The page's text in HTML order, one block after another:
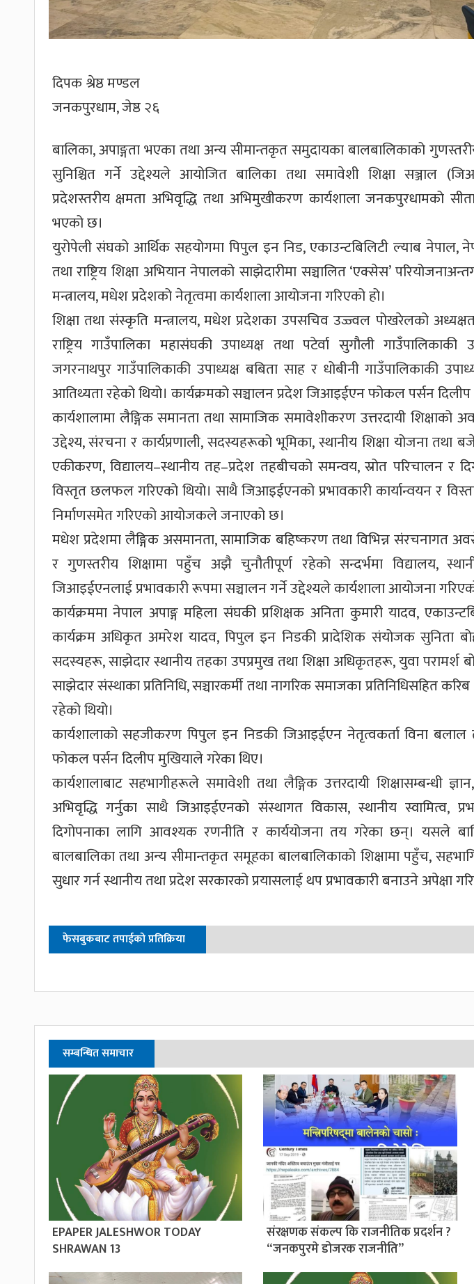
दिपक श्रेष्ठ मण्डल
जनकपुरधाम, जेष्ठ २६
बालिका, अपाङ्गता भएका तथा अन्य सीमान्तकृत समुदायका बालबालिकाको
सुनिश्चित गर्ने उद्देश्यले आयोजित बालिका तथा समावेशी शिक्षा सञ्जाल
प्रदेशस्तरीय क्षमता अभिवृद्धि तथा अभिमुखीकरण कार्यशाला जनकपुरधामको
भएको छ।
युरोपेली संघको आर्थिक सहयोगमा पिपुल इन निड, एकाउन्टबिलिटी ल्याब नेपाल,
तथा राष्ट्रिय शिक्षा अभियान नेपालको साझेदारीमा सञ्चालित ‘एक्सेस’
मन्त्रालय, मधेश प्रदेशको नेतृत्वमा कार्यशाला आयोजना गरिएको हो।
शिक्षा तथा संस्कृति मन्त्रालय, मधेश प्रदेशका उपसचिव उज्ज्वल पोखरेलको
राष्ट्रिय गाउँपालिका महासंघकी उपाध्यक्ष तथा पटेर्वा सुगौली गाउँपालिकाकी
जगरनाथपुर गाउँपालिकाकी उपाध्यक्ष बबिता साह र धोबीनी गाउँपालिकाकी
आतिथ्यता रहेको थियो। कार्यक्रमको सञ्चालन प्रदेश जिआइईएन फोकल पर्सन
कार्यशालामा लैङ्गिक समानता तथा सामाजिक समावेशीकरण उत्तरदायी शिक्षाको
उद्देश्य, संरचना र कार्यप्रणाली, सदस्यहरूको भूमिका, स्थानीय शिक्षा योजना तथा
एकीकरण, विद्यालय–स्थानीय तह–प्रदेश तहबीचको समन्वय, स्रोत परिचालन र
विस्तृत छलफल गरिएको थियो। साथै जिआइईएनको प्रभावकारी कार्यान्वयन र
निर्माणसमेत गरिएको आयोजकले जनाएको छ।
मधेश प्रदेशमा लैङ्गिक असमानता, सामाजिक बहिष्करण तथा विभिन्न संरचनागत
र गुणस्तरीय शिक्षामा पहुँच अझै चुनौतीपूर्ण रहेको सन्दर्भमा विद्यालय,
जिआइईएनलाई प्रभावकारी रूपमा सञ्चालन गर्ने उद्देश्यले कार्यशाला आयोजना
कार्यक्रममा नेपाल अपाङ्ग महिला संघकी प्रशिक्षक अनिता कुमारी यादव,
कार्यक्रम अधिकृत अमरेश यादव, पिपुल इन निडकी प्रादेशिक संयोजक सुनिता
सदस्यहरू, साझेदार स्थानीय तहका उपप्रमुख तथा शिक्षा अधिकृतहरू, युवा परामर्श
साझेदार संस्थाका प्रतिनिधि, सञ्चारकर्मी तथा नागरिक समाजका प्रतिनिधिसहित
रहेको थियो।
कार्यशालाको सहजीकरण पिपुल इन निडकी जिआइईएन नेतृत्वकर्ता विना
फोकल पर्सन दिलीप मुखियाले गरेका थिए।
कार्यशालाबाट सहभागीहरूले समावेशी तथा लैङ्गिक उत्तरदायी शिक्षासम्बन्धी
अभिवृद्धि गर्नुका साथै जिआइईएनको संस्थागत विकास, स्थानीय स्वामित्व,
दिगोपनाका लागि आवश्यक रणनीति र कार्ययोजना तय गरेका छन्। यसले
बालबालिका तथा अन्य सीमान्तकृत समूहका बालबालिकाको शिक्षामा पहुँच,
सुधार गर्न स्थानीय तथा प्रदेश सरकारको प्रयासलाई थप प्रभावकारी बनाउने अपेक्षा
फेसबुकबाट तपाईको प्रतिक्रिया
सम्बन्धित समाचार
EPAPER JALESHWOR TODAY
SHRAWAN 13
संरक्षणक संकल्प कि राजनीतिक प्रदर्शन ?
“जनकपुरमे डोजरक राजनीति”